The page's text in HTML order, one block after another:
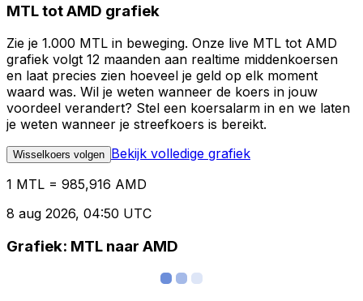
MTL tot AMD grafiek
Zie je 1.000 MTL in beweging. Onze live MTL tot AMD
grafiek volgt 12 maanden aan realtime middenkoersen
en laat precies zien hoeveel je geld op elk moment
waard was. Wil je weten wanneer de koers in jouw
voordeel verandert? Stel een koersalarm in en we laten
je weten wanneer je streefkoers is bereikt.
Wisselkoers volgen Bekijk volledige grafiek
1 MTL = 985,916 AMD
8 aug 2026, 04:50 UTC
Grafiek: MTL naar AMD